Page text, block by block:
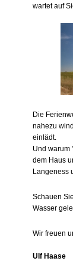
wartet auf
Die
nahezu
einlädt.
Und warum
dem Haus
Langeness
Schauen
Wasser
Wir freuen
Ulf Haase